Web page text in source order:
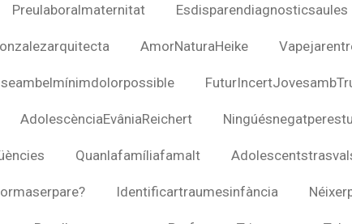
Preulaboralmaternitat Esdisparendiagnosticsaules
AmorNaturaHeike
AdolescènciaEvâniaReichert
Quanlafamíliafamalt
Identificartraumesinfància